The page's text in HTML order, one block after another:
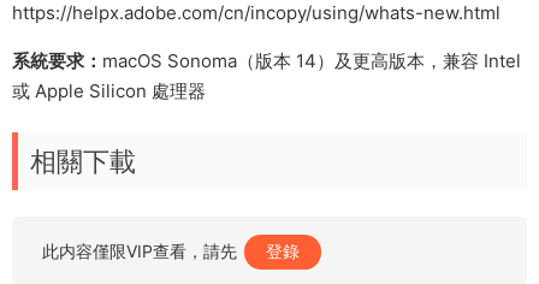
https://helpx.adobe.com/cn/incopy/using/whats-new.html
系統要求： macOS Sonoma（版本 14）及更高版本，兼容 Intel
或 Apple Silicon 處理器
相關下載
此内容僅限VIP查看，請先 登錄